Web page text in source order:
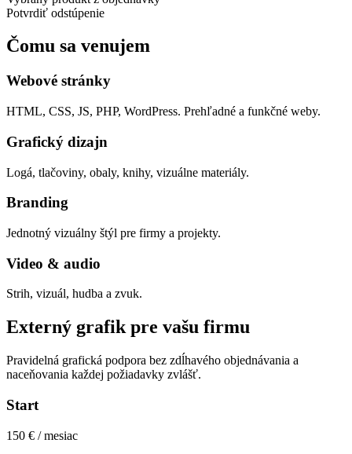
Potvrdiť odstúpenie
Čomu sa venujem
Webové stránky
HTML, CSS, JS, PHP, WordPress. Prehľadné a funkčné weby.
Grafický dizajn
Logá, tlačoviny, obaly, knihy, vizuálne materiály.
Branding
Jednotný vizuálny štýl pre firmy a projekty.
Video & audio
Strih, vizuál, hudba a zvuk.
Externý grafik pre vašu firmu
Pravidelná grafická podpora bez zdĺhavého objednávania a
naceňovania každej požiadavky zvlášť.
Start
150 € / mesiac